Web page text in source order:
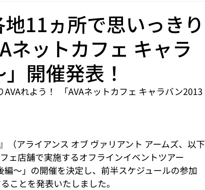
11ヵ所で思いっきり
ネットカフェ キャラ
開催発表！
れよう！  「AVAネットカフェ キャラバン2013
アライアンス オブ ヴァリアント アームズ、以下
ェ店舗で実施するオフラインイベントツアー
編～」の開催を決定し、前半スケジュールの参加
ことを発表いたしました。